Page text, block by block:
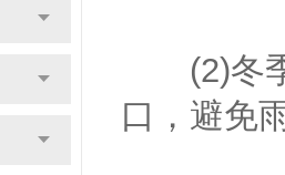
(2)冬季
口，避免